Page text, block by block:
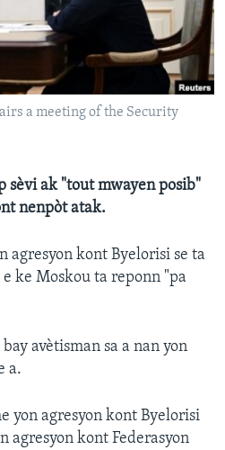
a meeting of the Security
sèvi ak "tout mwayen posib"
nenpòt atak.
agresyon kont Byelorisi se ta
ke Moskou ta reponn "pa
avètisman sa a nan yon
a.
yon agresyon kont Byelorisi
agresyon kont Federasyon